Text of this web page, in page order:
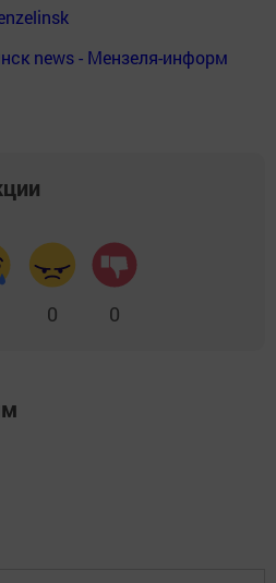
news - Мензеля-информ
0 0